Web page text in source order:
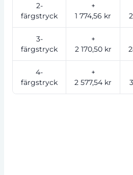
2-
färgstryck
+
1 774,56 kr
3-
färgstryck
+
2 170,50 kr
4-
färgstryck
+
2 577,54 kr